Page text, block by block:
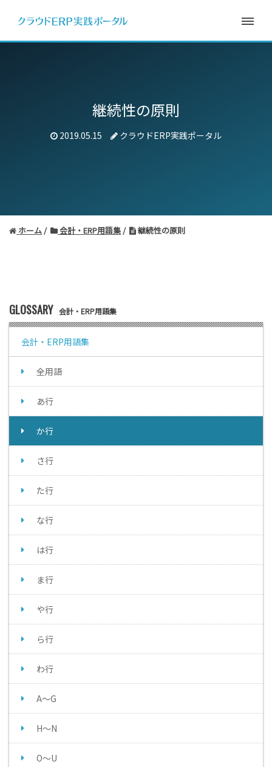
継続性の原則
2019.05.15 クラウドERP実践ポータル
ホーム 会計・ERP用語集 継続性の原則
GLOSSARY 会計・ERP用語集
会計・ERP用語集
全用語
あ行
か行
さ行
た行
な行
は行
ま行
や行
ら行
わ行
A～G
H～N
O～U